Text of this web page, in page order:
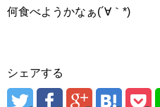
何食べようかなぁ(´∀｀*)
シェアする